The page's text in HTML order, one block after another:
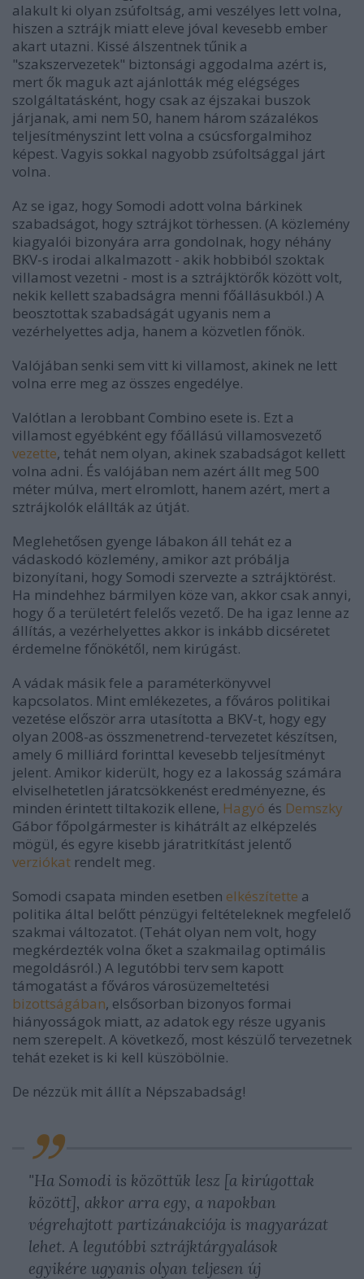
alakult ki olyan zsúfoltság, ami veszélyes lett volna,
hiszen a sztrájk miatt eleve jóval kevesebb ember
akart utazni. Kissé álszentnek tűnik a
"szakszervezetek" biztonsági aggodalma azért is,
mert ők maguk azt ajánlották még elégséges
szolgáltatásként, hogy csak az éjszakai buszok
járjanak, ami nem 50, hanem három százalékos
teljesítményszint lett volna a csúcsforgalmihoz
képest. Vagyis sokkal nagyobb zsúfoltsággal járt
volna.
Az se igaz, hogy Somodi adott volna bárkinek
szabadságot, hogy sztrájkot törhessen. (A közlemény
kiagyalói bizonyára arra gondolnak, hogy néhány
BKV-s irodai alkalmazott - akik hobbiból szoktak
villamost vezetni - most is a sztrájktörők között volt,
nekik kellett szabadságra menni főállásukból.) A
beosztottak szabadságát ugyanis nem a
vezérhelyettes adja, hanem a közvetlen főnök.
Valójában senki sem vitt ki villamost, akinek ne lett
volna erre meg az összes engedélye.
Valótlan a lerobbant Combino esete is. Ezt a
villamost egyébként egy főállású villamosvezető
vezette, tehát nem olyan, akinek szabadságot kellett
volna adni. És valójában nem azért állt meg 500
méter múlva, mert elromlott, hanem azért, mert a
sztrájkolók elállták az útját.
Meglehetősen gyenge lábakon áll tehát ez a
vádaskodó közlemény, amikor azt próbálja
bizonyítani, hogy Somodi szervezte a sztrájktörést.
Ha mindehhez bármilyen köze van, akkor csak annyi,
hogy ő a területért felelős vezető. De ha igaz lenne az
állítás, a vezérhelyettes akkor is inkább dicséretet
érdemelne főnökétől, nem kirúgást.
A vádak másik fele a paraméterkönyvvel
kapcsolatos. Mint emlékezetes, a főváros politikai
vezetése először arra utasította a BKV-t, hogy egy
olyan 2008-as összmenetrend-tervezetet készítsen,
amely 6 milliárd forinttal kevesebb teljesítményt
jelent. Amikor kiderült, hogy ez a lakosság számára
elviselhetetlen járatcsökkenést eredményezne, és
minden érintett tiltakozik ellene, Hagyó és Demszky
Gábor főpolgármester is kihátrált az elképzelés
mögül, és egyre kisebb járatritkítást jelentő
verziókat rendelt meg.
Somodi csapata minden esetben elkészítette a
politika által belőtt pénzügyi feltételeknek megfelelő
szakmai változatot. (Tehát olyan nem volt, hogy
megkérdezték volna őket a szakmailag optimális
megoldásról.) A legutóbbi terv sem kapott
támogatást a főváros városüzemeltetési
bizottságában, elsősorban bizonyos formai
hiányosságok miatt, az adatok egy része ugyanis
nem szerepelt. A következő, most készülő tervezetnek
tehát ezeket is ki kell küszöbölnie.
De nézzük mit állít a Népszabadság!
"Ha Somodi is közöttük lesz [a kirúgottak
között], akkor arra egy, a napokban
végrehajtott partizánakciója is magyarázat
lehet. A legutóbbi sztrájktárgyalások
egyikére ugyanis olyan teljesen új